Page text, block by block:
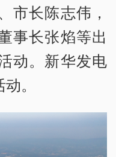
市长陈志伟，
事长张焰等出
动。新华发电
。